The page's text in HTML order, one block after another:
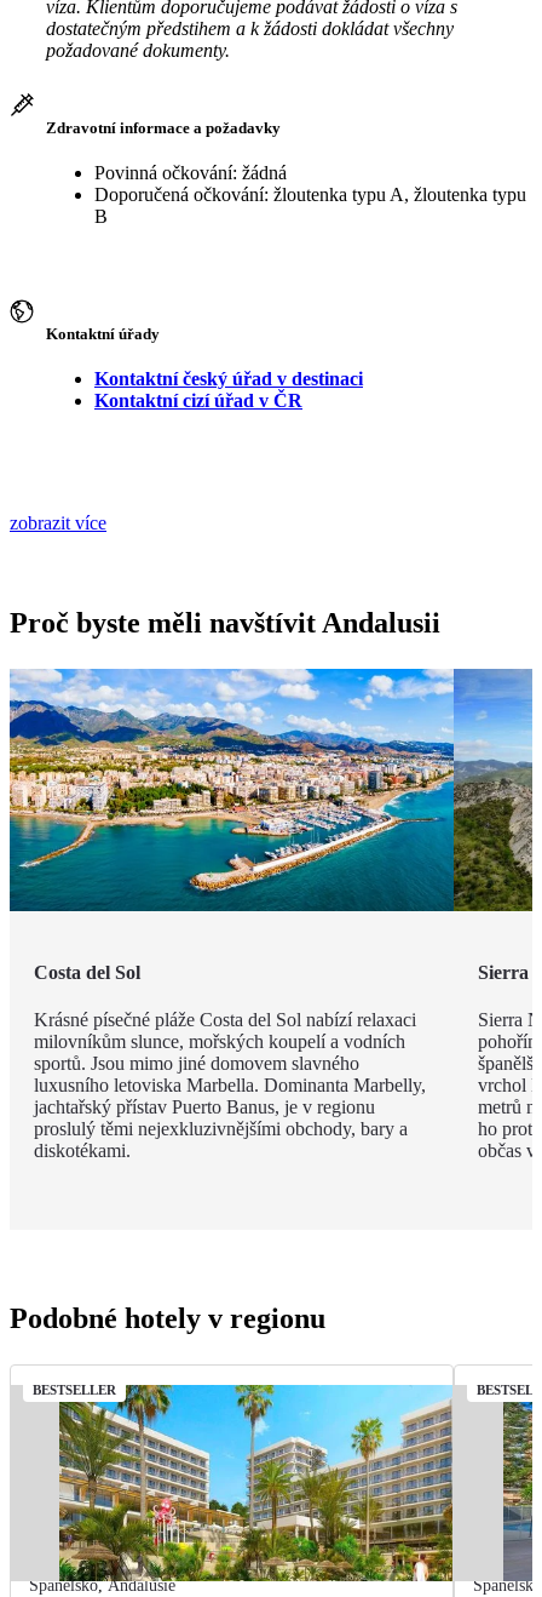
víza. Klientům doporučujeme podávat žádosti o víza s
dostatečným předstihem a k žádosti dokládat všechny
požadované dokumenty.
Zdravotní informace a požadavky
Povinná očkování: žádná
Doporučená očkování: žloutenka typu A, žloutenka typu
B
Kontaktní úřady
Kontaktní český úřad v destinaci
Kontaktní cizí úřad v ČR
zobrazit více
Proč byste měli navštívit Andalusii
Costa del Sol
Krásné písečné pláže Costa del Sol nabízí relaxaci
milovníkům slunce, mořských koupelí a vodních
sportů. Jsou mimo jiné domovem slavného
luxusního letoviska Marbella. Dominanta Marbelly,
jachtařský přístav Puerto Banus, je v regionu
proslulý těmi nejexkluzivnějšími obchody, bary a
diskotékami.
Sierra
Sierra
vrchol
metrů
ho
občas
Podobné hotely v regionu
BESTSELLER
Španělsko,Andalusie Španělsko